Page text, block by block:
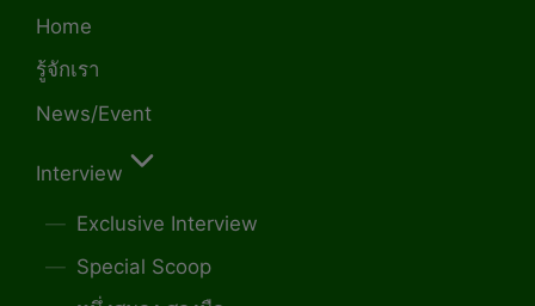
Home
รู้จักเรา
News/Event
Interview
Exclusive Interview
Special Scoop